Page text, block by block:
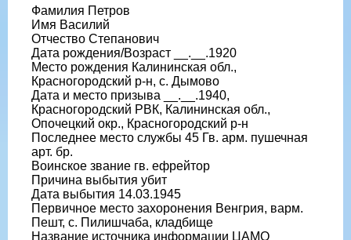
Фамилия Петров
Имя Василий
Отчество Степанович
Дата рождения/Возраст __.__.1920
Место рождения Калининская обл.,
Красногородский р-н, с. Дымово
Дата и место призыва __.__.1940,
Красногородский РВК, Калининская обл.,
Опочецкий окр., Красногородский р-н
Последнее место службы 45 Гв. арм. пушечная
арт. бр.
Воинское звание гв. ефрейтор
Причина выбытия убит
Дата выбытия 14.03.1945
Первичное место захоронения Венгрия, варм.
Пешт, с. Пилишчаба, кладбище
Название источника информации ЦАМО